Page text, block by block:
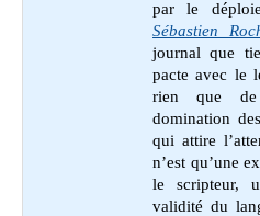
par le
Sébastien
journal que
pacte avec le
rien que de
domination
qui attire
n’est qu’une
le scripteur,
validité du